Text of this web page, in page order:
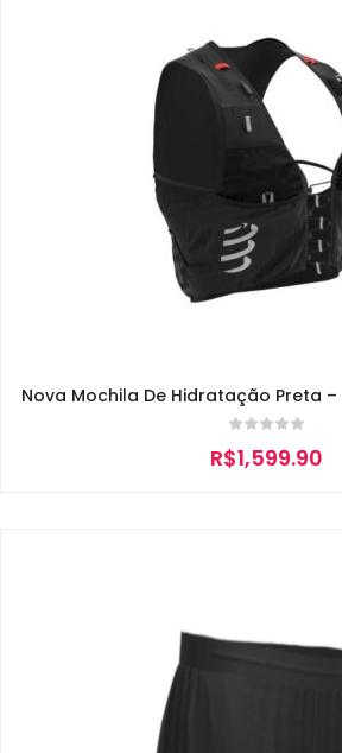
Nova Mochila De Hidratação Preta –
R$1,599.90